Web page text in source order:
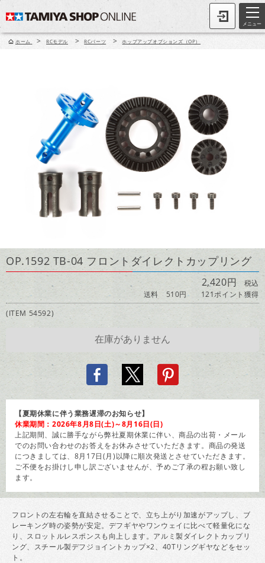
メニュー
ホーム > RCモデル > RCパーツ > ホップアップオプションズ（OP）
OP.1592 TB-04 フロントダイレクトカップリング
2,420円 税込
送料 510円
121ポイント獲得
(ITEM 54592)
【夏期休業に伴う業務遅滞のお知らせ】
休業期間：2026年8月8日(土)～8月16日(日)
上記期間、誠に勝手ながら弊社夏期休業に伴い、商品の出荷・メール
でのお問い合わせのお答えをお休みさせていただきます。商品の発送
につきましては、8月17日(月)以降に順次発送とさせていただきます。
ご不便をお掛けし申し訳ございませんが、予めご了承の程お願い致し
ます。
フロントの左右輪を直結させることで、立ち上がり加速がアップし、ブ
レーキング時の姿勢が安定。デフギヤやワンウェイに比べて軽量化にな
り、スロットルレスポンスも向上します。アルミ製ダイレクトカップリ
ング、スチール製デフジョイントカップ×2、40Tリングギヤなどをセッ
ト。